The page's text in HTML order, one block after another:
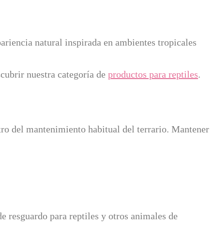
natural inspirada en ambientes tropicales
nuestra categoría de productos para reptiles.
del mantenimiento habitual del terrario. Mantener
resguardo para reptiles y otros animales de